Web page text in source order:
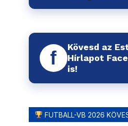
f
Kövesd az
Hírlapot
is!
FUTBALL-VB 2026